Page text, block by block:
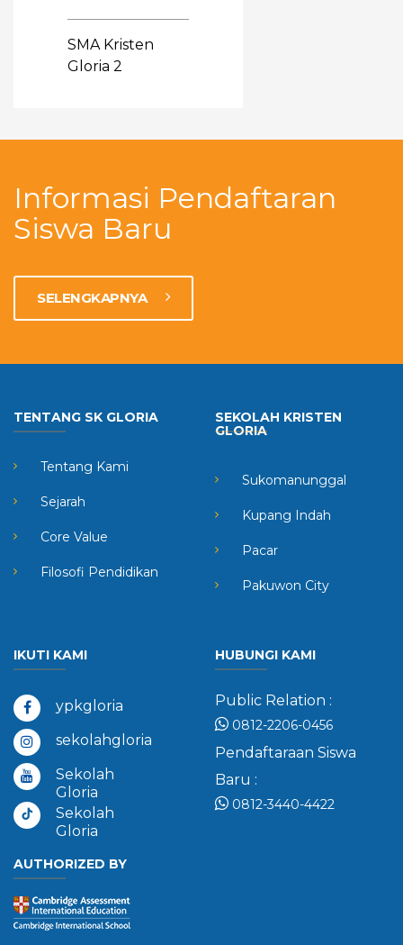
SMA Kristen
Gloria 2
Informasi Pendaftaran
Siswa Baru
SELENGKAPNYA
TENTANG SK GLORIA
Tentang Kami
Sejarah
Core Value
Filosofi Pendidikan
SEKOLAH KRISTEN
GLORIA
Sukomanunggal
Kupang Indah
Pacar
Pakuwon City
IKUTI KAMI
ypkgloria
sekolahgloria
Sekolah
Gloria
Sekolah
Gloria
HUBUNGI KAMI
Public Relation :
0812-2206-0456
Pendaftaraan Siswa
Baru :
0812-3440-4422
AUTHORIZED BY